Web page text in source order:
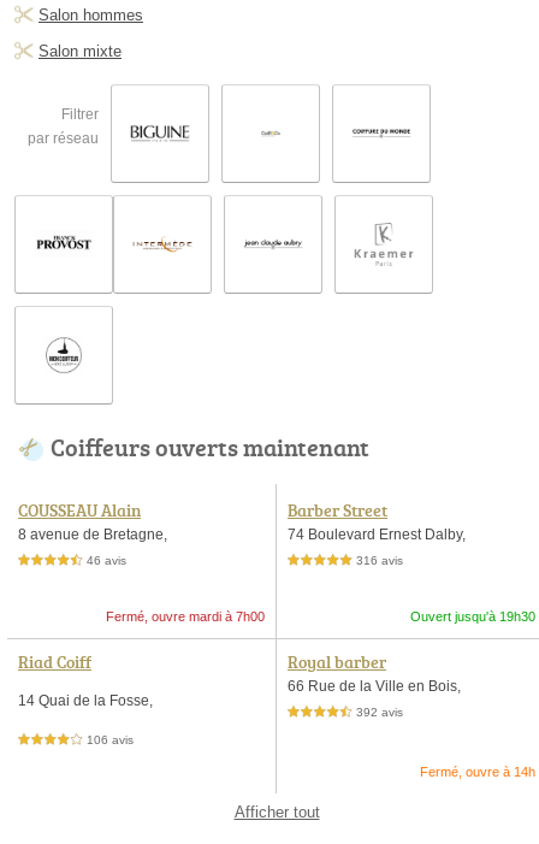
Salon hommes
Salon mixte
Filtrer
par réseau
Coiffeurs ouverts maintenant
COUSSEAU Alain
8 avenue de Bretagne,
4,5 étoiles sur 5 46 avis
Fermé, ouvre mardi à 7h00
Barber Street
74 Boulevard Ernest Dalby,
5,0 étoiles sur 5 316 avis
Ouvert jusqu'à 19h30
Riad Coiff
14 Quai de la Fosse,
4,0 étoiles sur 5 106 avis
Royal barber
66 Rue de la Ville en Bois,
4,5 étoiles sur 5 392 avis
Fermé, ouvre à 14h
Afficher tout